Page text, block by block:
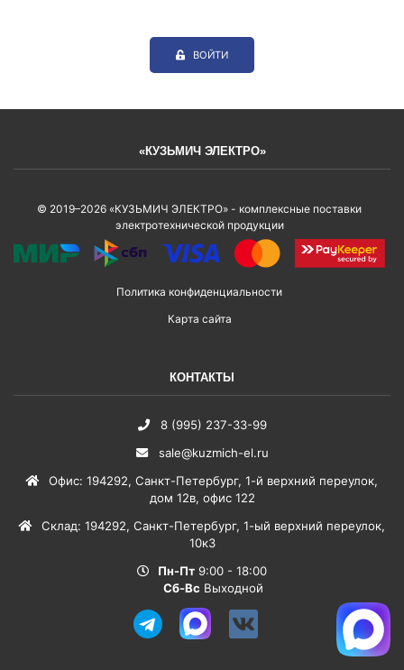
ВОЙТИ
«КУЗЬМИЧ ЭЛЕКТРО»
© 2019–2026 «КУЗЬМИЧ ЭЛЕКТРО» - комплексные поставки
электротехнической продукции
Политика конфиденциальности
Карта сайта
КОНТАКТЫ
8 (995) 237-33-99
sale@kuzmich-el.ru
Офис: 194292, Санкт-Петербург, 1-й верхний переулок,
дом 12в, офис 122
Склад: 194292, Санкт-Петербург, 1-ый верхний переулок,
10к3
Пн-Пт 9:00 - 18:00
Сб-Вс Выходной